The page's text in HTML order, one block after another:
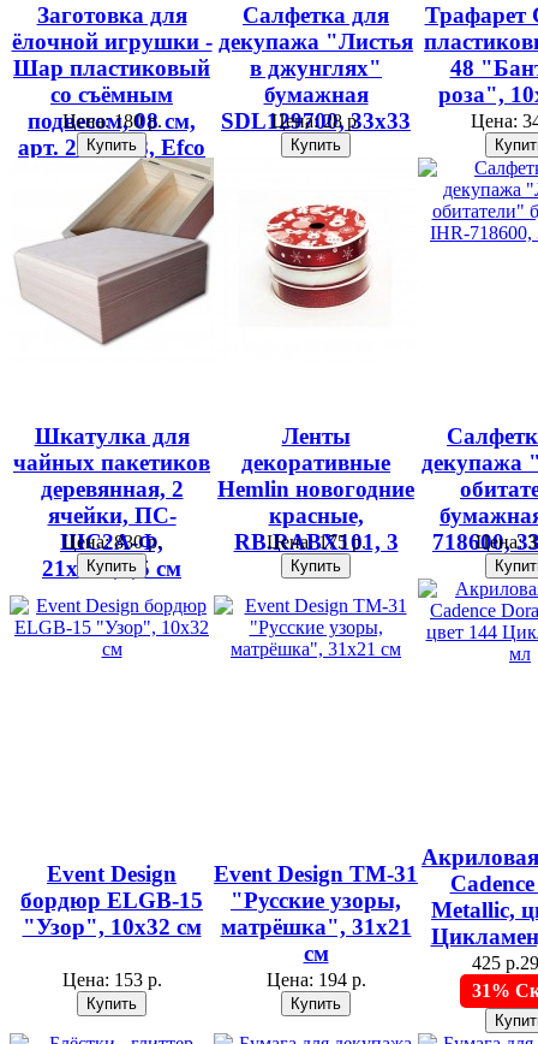
Заготовка для
ёлочной игрушки -
Шар пластиковый
со съёмным
подвесом, 08 см,
арт. 2688708, Efco
Цена:180 р.
Салфетка для
декупажа "Листья
в джунглях"
бумажная
SDL129700, 33х33
см
Цена:28 р.
Трафарет
48
роза",
Цена:
Шкатулка для
чайных пакетиков
деревянная, 2
ячейки, ПС-
ШС2А-Ф,
21х17х,9,5 см
Цена:830 р.
Ленты
декоративные
Hemlin новогодние
красные,
RB.RABX101, 3
шт.
Цена:175 р.
декупажа
718600,
Цена:
Event Design
бордюр ELGB-15
"Узор", 10х32 см
Цена: 153 р.
Event Design ТМ-31
"Русские узоры,
матрёшка", 31х21
см
Цена: 194 р.
Metallic,
425 р.
31%